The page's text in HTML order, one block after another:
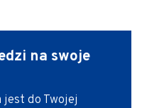
na swoje
jest do Twojej